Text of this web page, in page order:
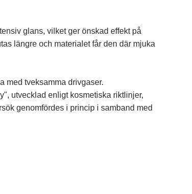
glans, vilket ger önskad effekt på
längre och materialet får den där mjuka
med tveksamma drivgaser.
utvecklad enligt kosmetiska riktlinjer,
genomfördes i princip i samband med